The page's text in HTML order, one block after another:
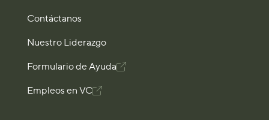
Contáctanos
Nuestro Liderazgo
Formulario de Ayuda
Empleos en VC